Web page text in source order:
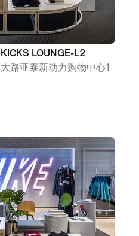
LOUNGE-L2
路亚泰新动力购物中心1